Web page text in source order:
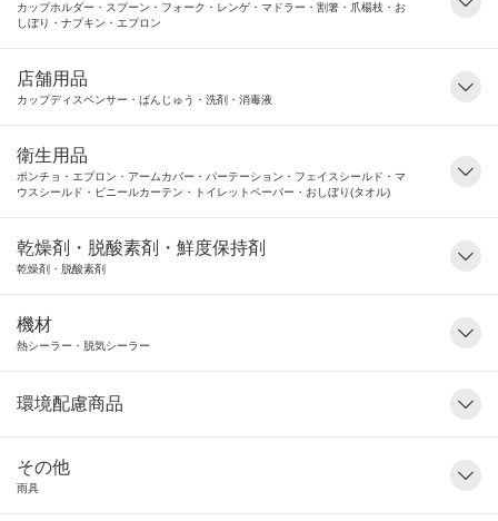
カップホルダー・スプーン・フォーク・レンゲ・マドラー・割箸・爪楊枝・お
しぼり・ナプキン・エプロン
店舗用品
カップディスペンサー・ばんじゅう・洗剤・消毒液
衛生用品
ポンチョ・エプロン・アームカバー・パーテーション・フェイスシールド・マ
ウスシールド・ビニールカーテン・トイレットペーパー・おしぼり(タオル)
乾燥剤・脱酸素剤・鮮度保持剤
乾燥剤・脱酸素剤
機材
熱シーラー・脱気シーラー
環境配慮商品
その他
雨具